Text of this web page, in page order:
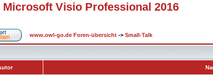
Microsoft Visio Professional 2016
www.owl-go.de Foren-übersicht -> Small-Talk